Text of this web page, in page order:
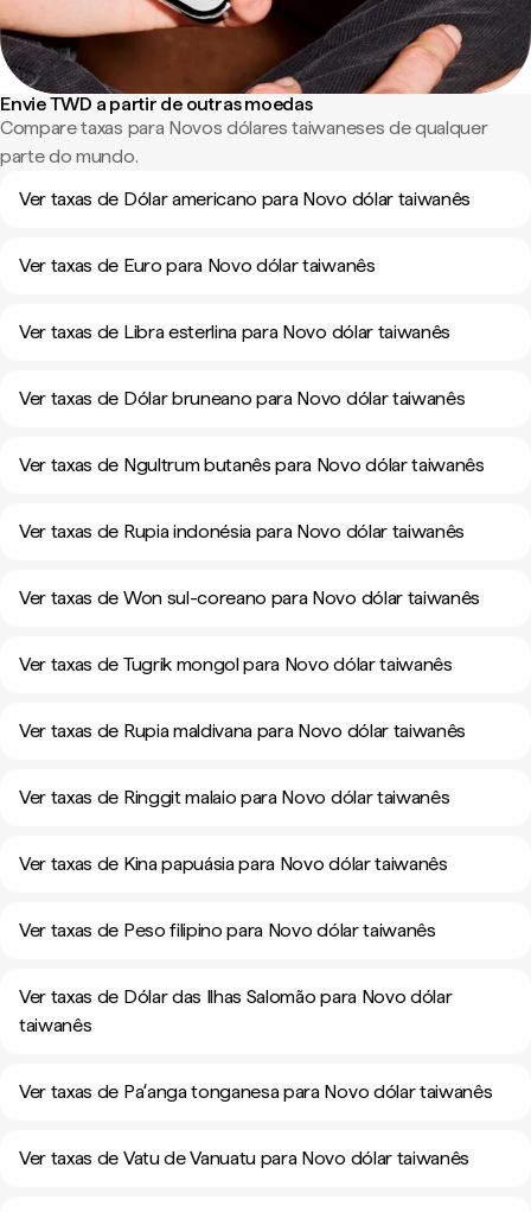
Envie TWD a partir de outras moedas
Compare taxas para Novos dólares taiwaneses de qualquer
parte do mundo.
Ver taxas de Dólar americano para Novo dólar taiwanês
Ver taxas de Euro para Novo dólar taiwanês
Ver taxas de Libra esterlina para Novo dólar taiwanês
Ver taxas de Dólar bruneano para Novo dólar taiwanês
Ver taxas de Ngultrum butanês para Novo dólar taiwanês
Ver taxas de Rupia indonésia para Novo dólar taiwanês
Ver taxas de Won sul-coreano para Novo dólar taiwanês
Ver taxas de Tugrik mongol para Novo dólar taiwanês
Ver taxas de Rupia maldivana para Novo dólar taiwanês
Ver taxas de Ringgit malaio para Novo dólar taiwanês
Ver taxas de Kina papuásia para Novo dólar taiwanês
Ver taxas de Peso filipino para Novo dólar taiwanês
Ver taxas de Dólar das Ilhas Salomão para Novo dólar
taiwanês
Ver taxas de Paʻanga tonganesa para Novo dólar taiwanês
Ver taxas de Vatu de Vanuatu para Novo dólar taiwanês